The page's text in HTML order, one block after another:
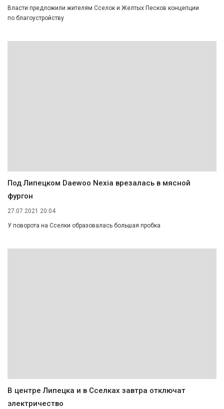
Власти предложили жителям Сселок и Желтых Песков концепции
по благоустройству
Под Липецком Daewoo Nexia врезалась в мясной
фургон
27.07.2021 20:04
У поворота на Сселки образовалась большая пробка
В центре Липецка и в Сселках завтра отключат
электричество